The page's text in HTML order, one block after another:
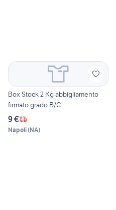
Box Stock 2 Kg abbigliamento
firmato grado B/C
9 €
Napoli(NA)